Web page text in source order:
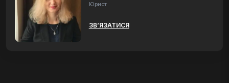
Юрист
ЗВ’ЯЗАТИСЯ